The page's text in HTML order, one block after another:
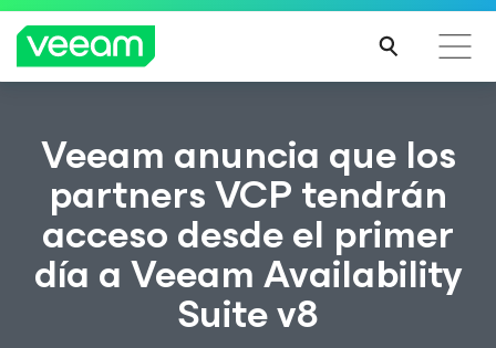
Guía de Veeam para los clientes afectados por la
actualización de contenido de CrowdStrike
MÁS
INFO
RMA
CIÓN
Veeam anuncia que los
partners VCP tendrán
acceso desde el primer
día a Veeam Availability
Suite v8